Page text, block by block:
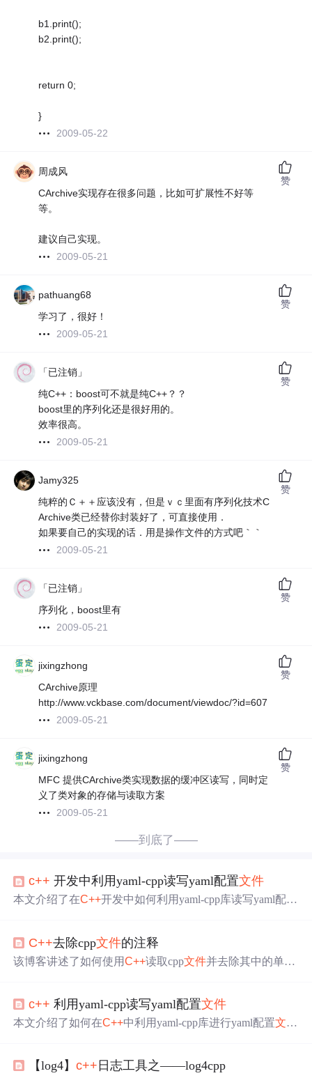
b1.print();
b2.print();
return 0;
}
2009-05-22
周成风
CArchive实现存在很多问题，比如可扩展性不好等
等。
建议自己实现。
2009-05-21
赞
pathuang68
学习了，很好！
2009-05-21
赞
「已注销」
纯C++：boost可不就是纯C++？？
boost里的序列化还是很好用的。
效率很高。
2009-05-21
赞
Jamy325
纯粹的Ｃ＋＋应该没有，但是ｖｃ里面有序列化技术C
Archive类已经替你封装好了，可直接使用．
如果要自己的实现的话．用是操作文件的方式吧｀｀
2009-05-21
赞
「已注销」
序列化，boost里有
2009-05-21
赞
jixingzhong
CArchive原理
http://www.vckbase.com/document/viewdoc/?id=607
2009-05-21
赞
jixingzhong
MFC 提供CArchive类实现数据的缓冲区读写，同时定
义了类对象的存储与读取方案
2009-05-21
赞
——到底了——
c++ 开发中利用yaml-cpp读写yaml配置文件
本文介绍了在C++开发中如何利用yaml-cpp库读写yaml配置
迭代访问内容的示例。
C++去除cpp文件的注释
该博客讲述了如何使用C++读取cpp文件并去除其中的单行
字符串和转义双引号，以及添加简单的查错功能。此外，
还提及了使用Java正则表达式的实现方式。
c++ 利用yaml-cpp读写yaml配置文件
本文介绍了如何在C++中利用yaml-cpp库进行yaml配置文件
括访问不同层级的数据以及遍历结构。最后，文章还演示
【log4】c++ 日志工具之——log4cpp